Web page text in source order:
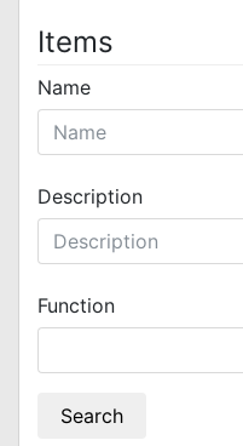
Items
Name
Description
Function